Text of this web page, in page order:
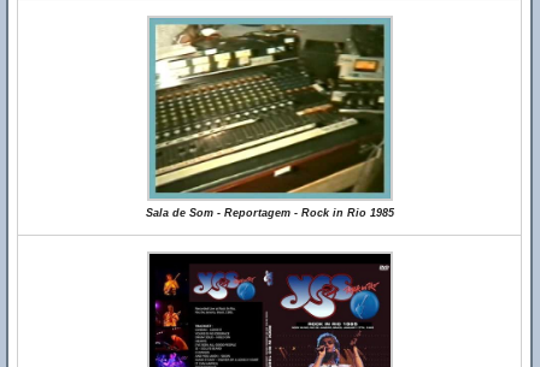
Sala de Som - Reportagem - Rock in Rio 1985